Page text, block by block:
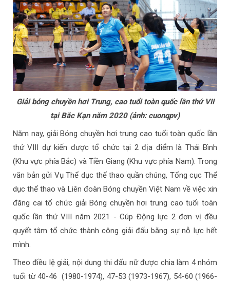
Giải bóng chuyền hơi Trung, cao tuổi toàn quốc lần thứ VII
tại Bắc Kạn năm 2020 (ảnh: cuonqpv)
Năm nay, giải Bóng chuyền hơi trung cao tuổi toàn quốc lần
thứ VIII dự kiến được tổ chức tại 2 địa điểm là Thái Bình
(Khu vực phía Bắc) và Tiền Giang (Khu vực phía Nam). Trong
văn bản gửi Vụ Thể dục thể thao quần chúng, Tổng cục Thể
dục thể thao và Liên đoàn Bóng chuyền Việt Nam về việc xin
đăng cai tổ chức giải Bóng chuyền hơi trung cao tuổi toàn
quốc lần thứ VIII năm 2021 - Cúp Động lực 2 đơn vị đều
quyết tâm tổ chức thành công giải đấu bằng sự nỗ lực hết
mình.
Theo điều lệ giải, nội dung thi đấu nữ được chia làm 4 nhóm
tuổi từ 40-46 (1980-1974), 47-53 (1973-1967), 54-60 (1966-